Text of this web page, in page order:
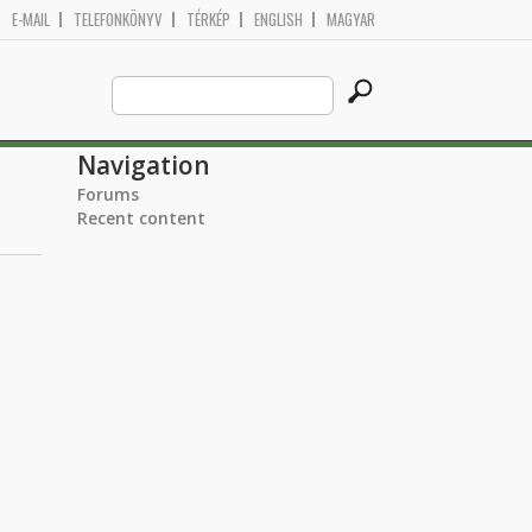
E-MAIL TELEFONKÖNYV TÉRKÉP ENGLISH MAGYAR
Search
this
site
Navigation
Forums
Recent content